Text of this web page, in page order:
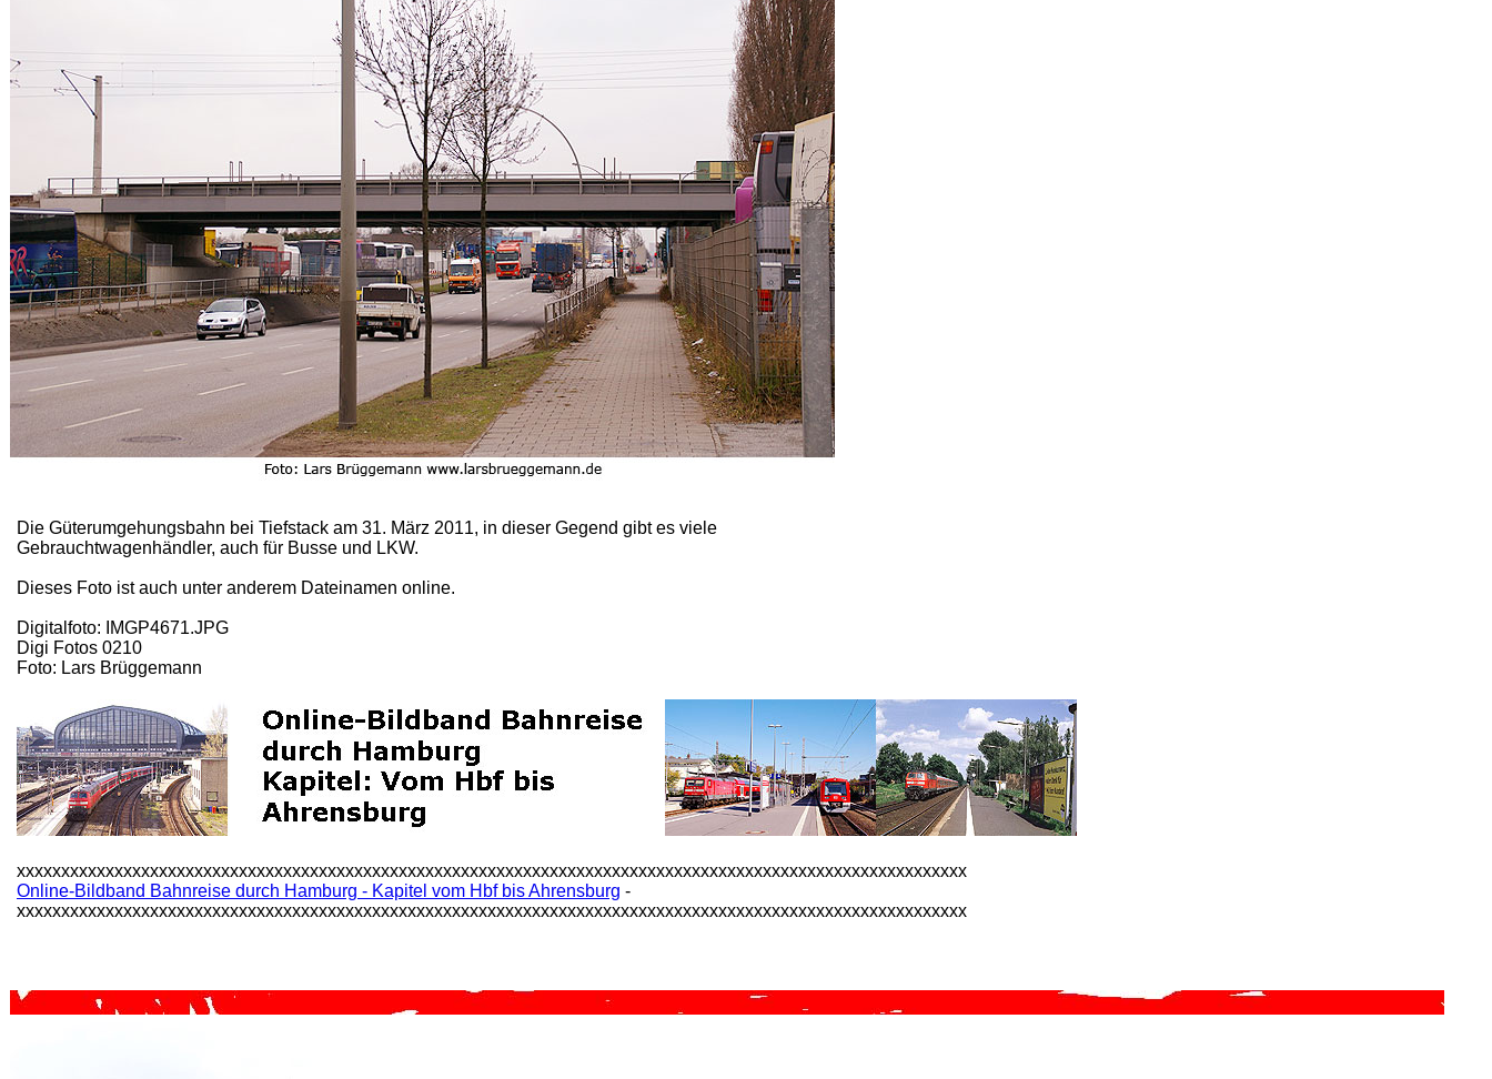
Die Güterumgehungsbahn bei Tiefstack am 31. März 2011, in dieser Gegend gibt es viele
Gebrauchtwagenhändler, auch für Busse und LKW.
Dieses Foto ist auch unter anderem Dateinamen online.
Digitalfoto: IMGP4671.JPG
Digi Fotos 0210
Foto: Lars Brüggemann
xxxxxxxxxxxxxxxxxxxxxxxxxxxxxxxxxxxxxxxxxxxxxxxxxxxxxxxxxxxxxxxxxxxxxxxxxxxxxxxxxxxxxxxxxxxxxxxxxxxxxxxxxxx
Online-Bildband Bahnreise durch Hamburg - Kapitel vom Hbf bis Ahrensburg -
xxxxxxxxxxxxxxxxxxxxxxxxxxxxxxxxxxxxxxxxxxxxxxxxxxxxxxxxxxxxxxxxxxxxxxxxxxxxxxxxxxxxxxxxxxxxxxxxxxxxxxxxxxx